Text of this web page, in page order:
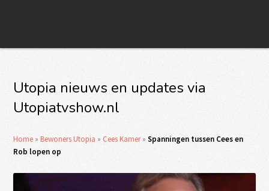
Utopia nieuws en updates via
Utopiatvshow.nl
Home »Bewoners Utopia » Cees Kamer»Spanningen tussen Cees en
Rob lopen op